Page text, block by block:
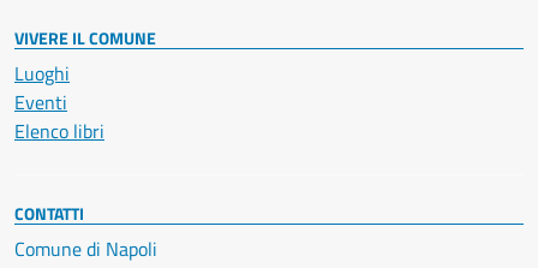
VIVERE IL COMUNE
Luoghi
Eventi
Elenco libri
CONTATTI
Comune di Napoli